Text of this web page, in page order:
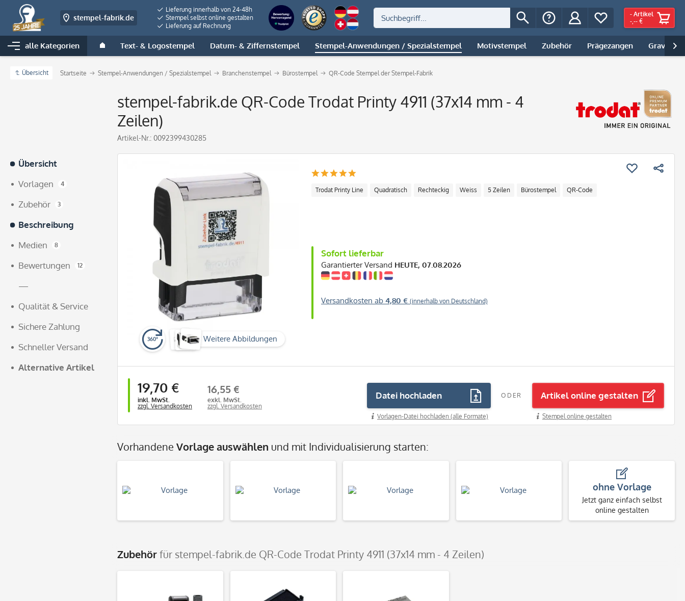
stempel-fabrik.de
Lieferung innerhalb von 24-48h
Stempel selbst online gestalten
Lieferung auf Rechnung
- Artikel
-,-- €
alle Kategorien Text- & Logostempel Datum- & Ziffernstempel Stempel-Anwendungen / Spezialstempel Motivstempel Zubehör Prägezangen Gravur |

Übersicht Startseite Stempel-Anwendungen / Spezialstempel Branchenstempel Bürostempel QR-Code Stempel der Stempel-Fabrik
stempel-fabrik.de QR-Code Trodat Printy 4911 (37x14 mm - 4
Zeilen)
Artikel-Nr.: 0092399430285
Übersicht
Vorlagen
4
Zubehör 3
Beschreibung
Medien
8
Bewertungen 12
—
Qualität & Service
Sichere Zahlung
Schneller Versand
Alternative Artikel
360° Weitere Abbildungen
Trodat Printy Line Quadratisch Rechteckig Weiss 5 Zeilen Bürostempel QR-Code
Sofort lieferbar
Garantierter Versand HEUTE, 07.08.2026
Versandkosten ab 4,80 € (innerhalb von Deutschland)
19,70 €
inkl. MwSt.
zzgl. Versandkosten
16,55 €
exkl. MwSt.
zzgl. Versandkosten
Datei hochladen
Vorlagen-Datei hochladen (alle Formate)
ODER Artikel online gestalten
Stempel online gestalten
Vorhandene Vorlage auswählen und mit Individualisierung starten:
ohne Vorlage
Jetzt ganz einfach selbst
online gestalten
Zubehörfür stempel-fabrik.de QR-Code Trodat Printy 4911 (37x14 mm - 4 Zeilen)